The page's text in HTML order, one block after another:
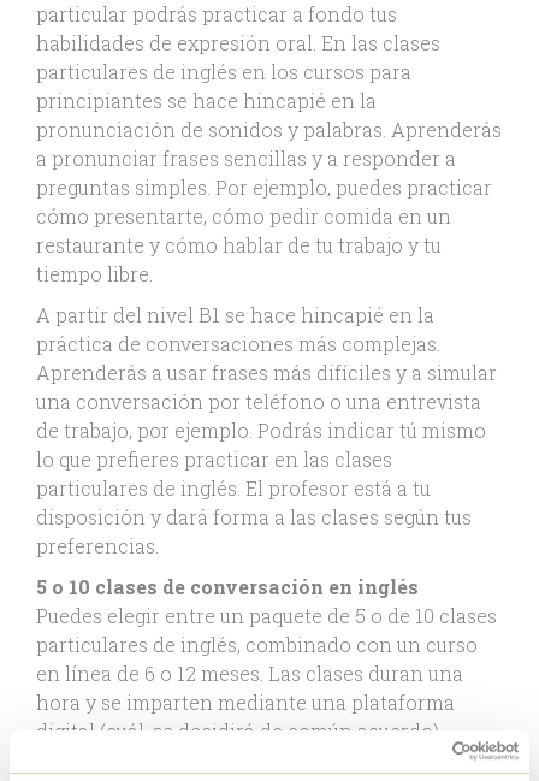
particular podrás practicar a fondo tus
habilidades de expresión oral. En las clases
particulares de inglés en los cursos para
principiantes se hace hincapié en la
pronunciación de sonidos y palabras. Aprenderás
a pronunciar frases sencillas y a responder a
preguntas simples. Por ejemplo, puedes practicar
cómo presentarte, cómo pedir comida en un
restaurante y cómo hablar de tu trabajo y tu
tiempo libre.
A partir del nivel B1 se hace hincapié en la
práctica de conversaciones más complejas.
Aprenderás a usar frases más difíciles y a simular
una conversación por teléfono o una entrevista
de trabajo, por ejemplo. Podrás indicar tú mismo
lo que prefieres practicar en las clases
particulares de inglés. El profesor está a tu
disposición y dará forma a las clases según tus
preferencias.
5 o 10 clases de conversación en inglés
Puedes elegir entre un paquete de 5 o de 10 clases
particulares de inglés, combinado con un curso
en línea de 6 o 12 meses. Las clases duran una
hora y se imparten mediante una plataforma
digital (cuál, se decidirá de común acuerdo).
Planificación flexible